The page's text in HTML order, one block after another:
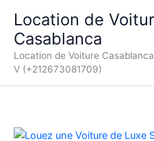
contenu
Location de
Casablanca
Location de Voiture
V (+212673081709)